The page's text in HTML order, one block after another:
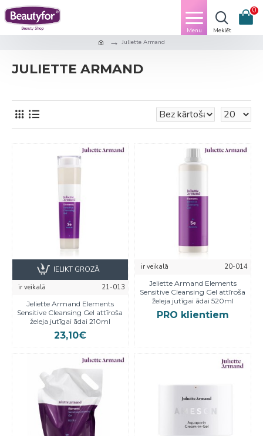
0
Juliette Armand
JULIETTE ARMAND
ir veikalā
21-013
Jeliette Armand Elements
Sensitive Cleansing Gel attīroša
želeja jutīgai ādai 210ml
23,10€
IELIKT GROZĀ ir veikalā
20-014
Jeliette Armand Elements
Sensitive Cleansing Gel attīroša
želeja jutīgai ādai 520ml
PRO klientiem